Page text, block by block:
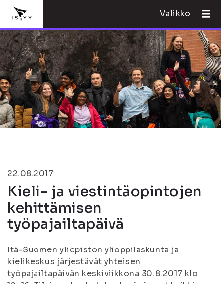
Valikko
22.08.2017
Kieli- ja viestintäopintojen
kehittämisen
työpajailtapäivä
Itä-Suomen yliopiston ylioppilaskunta ja
kielikeskus järjestävät yhteisen
työpajailtapäivän keskiviikkona 30.8.2017 klo